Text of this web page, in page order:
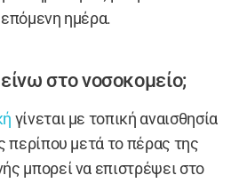
ημέρα.
στο νοσοκομείο;
γίνεται με τοπική αναισθησία
περίπου μετά το πέρας της
μπορεί να επιστρέψει στο